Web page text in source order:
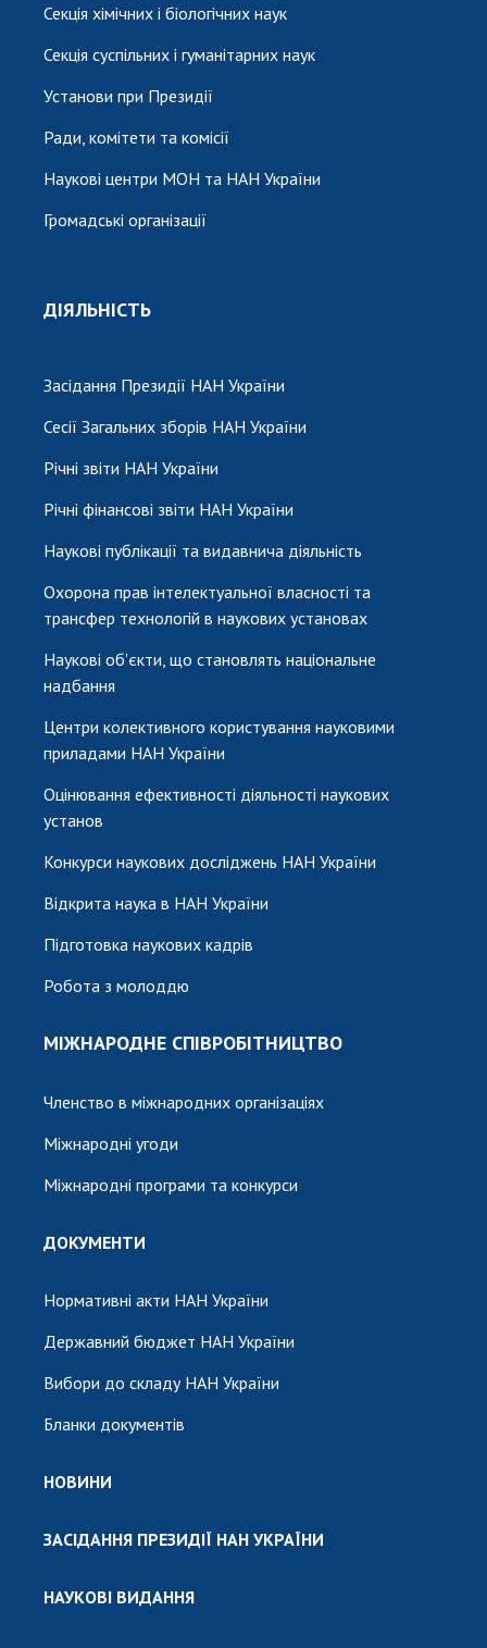
Секція хімічних і біологічних наук
Секція суспільних і гуманітарних наук
Установи при Президії
Ради, комітети та комісії
Наукові центри МОН та НАН України
Громадські організації
ДІЯЛЬНІСТЬ
Засідання Президії НАН України
Сесії Загальних зборів НАН України
Річні звіти НАН України
Річні фінансові звіти НАН України
Наукові публікації та видавнича діяльність
Охорона прав інтелектуальної власності та
трансфер технологій в наукових установах
Наукові об'єкти, що становлять національне
надбання
Центри колективного користування науковими
приладами НАН України
Оцінювання ефективності діяльності наукових
установ
Конкурси наукових досліджень НАН України
Відкрита наука в НАН України
Підготовка наукових кадрів
Робота з молоддю
МІЖНАРОДНЕ СПІВРОБІТНИЦТВО
Членство в міжнародних організаціях
Міжнародні угоди
Міжнародні програми та конкурси
ДОКУМЕНТИ
Нормативні акти НАН України
Державний бюджет НАН України
Вибори до складу НАН України
Бланки документів
НОВИНИ
ЗАСІДАННЯ ПРЕЗИДІЇ НАН УКРАЇНИ
НАУКОВІ ВИДАННЯ